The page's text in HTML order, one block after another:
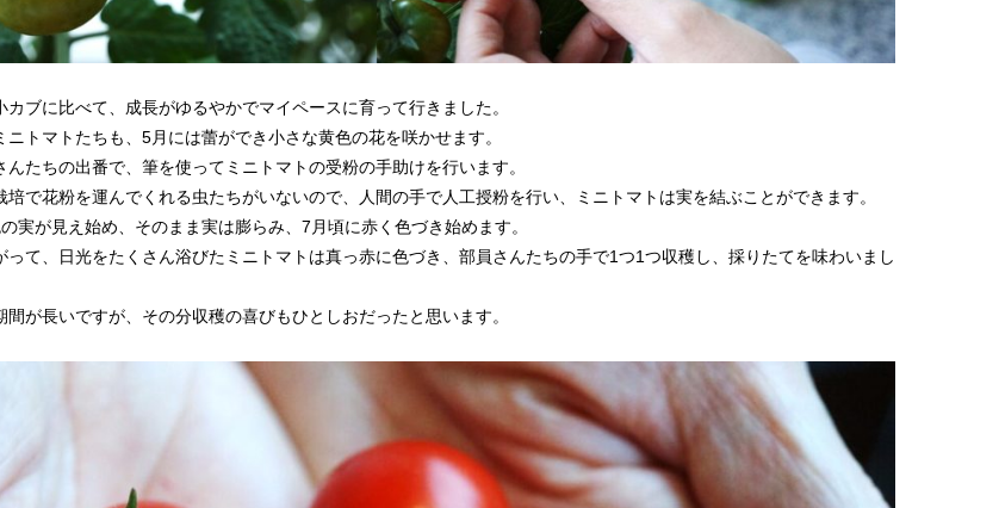
カブに比べて、成長がゆるやかでマイペースに育って行きました。
トマトたちも、5月には蕾ができ小さな黄色の花を咲かせます。
たちの出番で、筆を使ってミニトマトの受粉の手助けを行います。
培で花粉を運んでくれる虫たちがいないので、人間の手で人工授粉を行い、ミニトマトは実を結ぶことができます。
実が見え始め、そのまま実は膨らみ、7月頃に赤く色づき始めます。
って、日光をたくさん浴びたミニトマトは真っ赤に色づき、部員さんたちの手で1つ1つ収穫し、採りたてを味わいまし
間が長いですが、その分収穫の喜びもひとしおだったと思います。